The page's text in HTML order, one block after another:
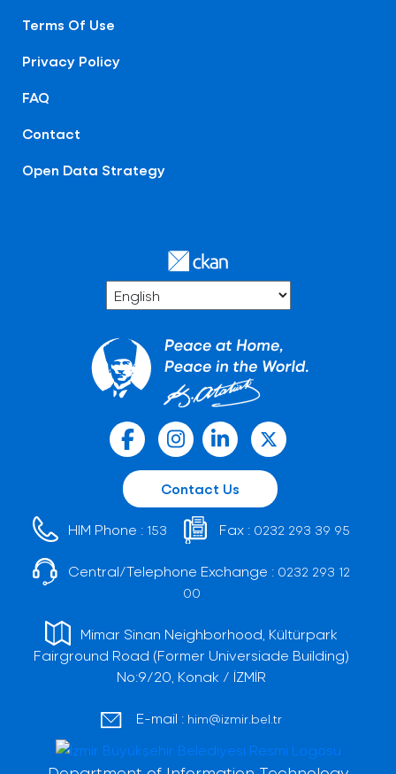
Terms Of Use
Privacy Policy
FAQ
Contact
Open Data Strategy
Contact Us
HIM Phone : 153 Fax : 0232 293 39 95
Central/Telephone Exchange : 0232 293 12
00
Mimar Sinan Neighborhood, Kültürpark
Fairground Road (Former Universiade Building)
No:9/20, Konak / İZMİR
E-mail : him@izmir.bel.tr